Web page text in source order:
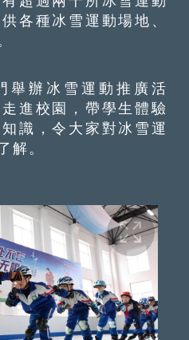
各種冰雪運動場地、
辦冰雪運動推廣活
進校園，帶學生體驗
識，令大家對冰雪運
解。